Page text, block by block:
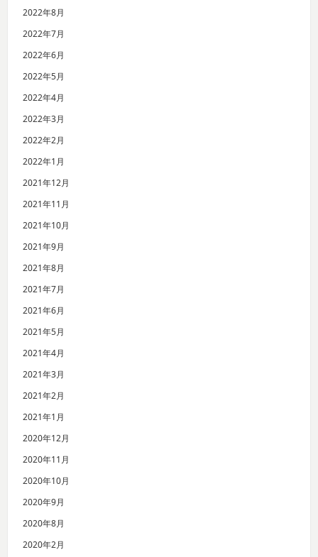
2022年8月
2022年7月
2022年6月
2022年5月
2022年4月
2022年3月
2022年2月
2022年1月
2021年12月
2021年11月
2021年10月
2021年9月
2021年8月
2021年7月
2021年6月
2021年5月
2021年4月
2021年3月
2021年2月
2021年1月
2020年12月
2020年11月
2020年10月
2020年9月
2020年8月
2020年2月